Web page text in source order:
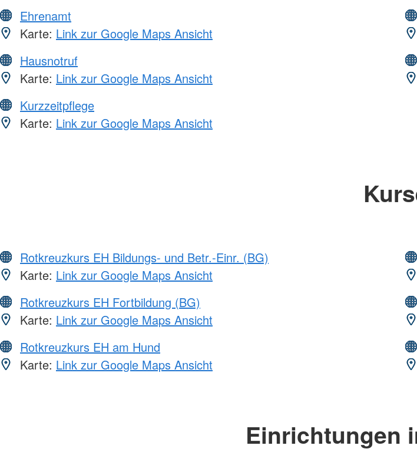
Ehrenamt
Karte: Link zur Google Maps Ansicht
Hausnotruf
Karte: Link zur Google Maps Ansicht
Kurzzeitpflege
Karte: Link zur Google Maps Ansicht
Rotkreuzkurs EH Bildungs- und Betr.-Einr. (BG)
Karte: Link zur Google Maps Ansicht
Rotkreuzkurs EH Fortbildung (BG)
Karte: Link zur Google Maps Ansicht
Rotkreuzkurs EH am Hund
Karte: Link zur Google Maps Ansicht
Einrichtungen